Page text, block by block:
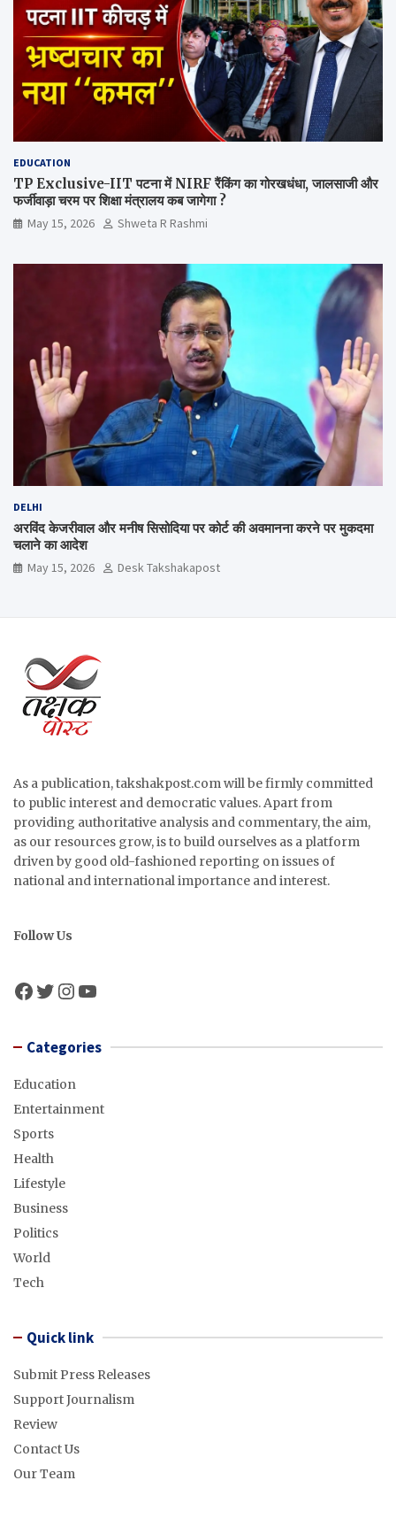
EDUCATION
TP Exclusive-IIT पटना में NIRF रैंकिंग का गोरखधंधा, जालसाजी और
फर्जीवाड़ा चरम पर शिक्षा मंत्रालय कब जागेगा ?
May 15, 2026 Shweta R Rashmi
DELHI
अरविंद केजरीवाल और मनीष सिसोदिया पर कोर्ट की अवमानना करने पर मुकदमा
चलाने का आदेश
May 15, 2026 Desk Takshakapost
As a publication, takshakpost.com will be firmly committed
to public interest and democratic values. Apart from
providing authoritative analysis and commentary, the aim,
as our resources grow, is to build ourselves as a platform
driven by good old-fashioned reporting on issues of
national and international importance and interest.
Follow Us
Facebook
Twitter
Instagram
YouTube
Categories
Education
Entertainment
Sports
Health
Lifestyle
Business
Politics
World
Tech
Quick link
Submit Press Releases
Support Journalism
Review
Contact Us
Our Team